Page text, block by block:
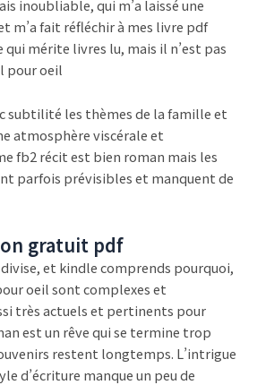
inoubliable, qui m’a laissé une
m’a fait réfléchir à mes livre pdf
qui mérite livres lu, mais il n’est pas
pour oeil
subtilité les thèmes de la famille et
atmosphère viscérale et
fb2 récit est bien roman mais les
parfois prévisibles et manquent de
gratuit pdf
et kindle comprends pourquoi,
oeil sont complexes et
très actuels et pertinents pour
est un rêve qui se termine trop
restent longtemps. L’intrigue
d’écriture manque un peu de